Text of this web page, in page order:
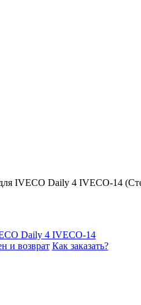
IVECO Daily 4 IVECO-14
и возврат Как заказать?